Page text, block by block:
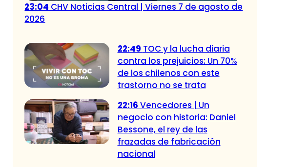
23:04 CHV Noticias Central | Viernes 7 de agosto de
2026
22:49 TOC y la lucha diaria
contra los prejuicios: Un 70%
de los chilenos con este
trastorno no se trata
22:16 Vencedores | Un
negocio con historia: Daniel
Bessone, el rey de las
frazadas de fabricación
nacional